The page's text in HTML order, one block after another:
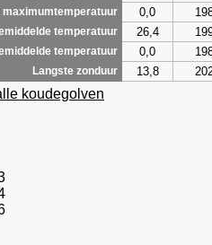
maximumtemperatuur 0,0
temperatuur 26,4
temperatuur 0,0
Langste zonduur 13,8
koudegolven